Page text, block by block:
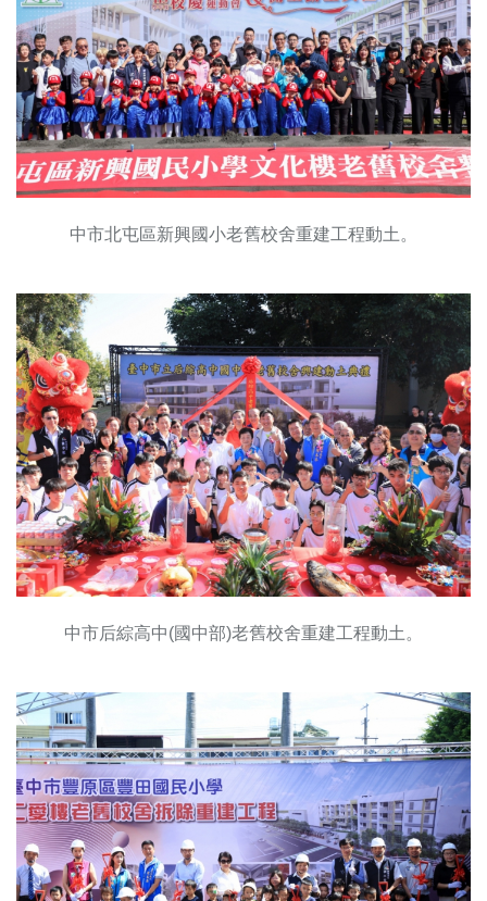
中市北屯區新興國小老舊校舍重建工程動土。
中市后綜高中(國中部)老舊校舍重建工程動土。